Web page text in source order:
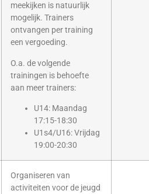
meekijken is natuurlijk
mogelijk. Trainers
ontvangen per training
een vergoeding.
O.a. de volgende
trainingen is behoefte
aan meer trainers:
U14: Maandag
17:15-18:30
U1s4/U16: Vrijdag
19:00-20:30
Organiseren van
activiteiten voor de jeugd